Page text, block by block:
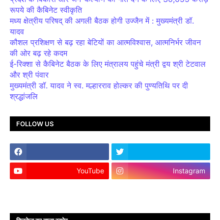
रूपये की कैबिनेट स्वीकृति
मध्य क्षेत्रीय परिषद् की अगली बैठक होगी उज्जैन में : मुख्यमंत्री डॉ.
यादव
कौशल प्रशिक्षण से बढ़ रहा बेटियों का आत्मविश्वास, आत्मनिर्भर जीवन
की ओर बढ़ रहे कदम
ई-रिक्शा से कैबिनेट बैठक के लिए मंत्रालय पहुंचे मंत्री द्वय श्री टेटवाल
और श्री पंवार
मुख्यमंत्री डॉ. यादव ने स्व. मल्हारराव होल्कर की पुण्यतिथि पर दी
श्रद्धांजलि
FOLLOW US
YouTube Instagram